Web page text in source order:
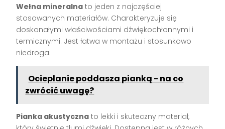
Wełna mineralna to jeden z najczęściej
stosowanych materiałów. Charakteryzuje się
doskonałymi właściwościami dźwiękochłonnymi i
termicznymi. Jest łatwa w montażu i stosunkowo
niedroga.
Ocieplanie poddasza pianką - na co
zwrócić uwagę?
Pianka akustyczna to lekki i skuteczny materiał,